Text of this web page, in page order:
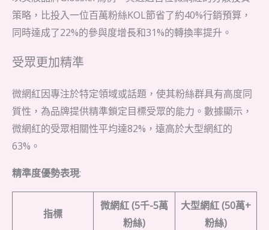
策略，比投入一位百萬粉絲KOL節省了約40%行銷預算，
同時達成了22%的參與度增長和31%的轉換率提升。
受眾更加精準
微網紅因專注於特定領域或話題，使其粉絲群具有高度同
質性，為品牌提供精準鎖定目標受眾的能力。數據顯示，
微網紅的受眾相關性平均達82%，遠高於大型網紅的
63%。
精準度優勢表現:
指標
微網紅 (5千-5萬
粉絲)
大型網紅 (50萬+
粉絲)